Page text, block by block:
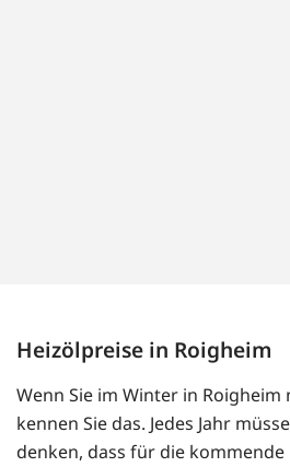
Heizölpreise in Roigheim
Wenn Sie im Winter in Roigheim
kennen Sie das. Jedes Jahr
denken, dass für die